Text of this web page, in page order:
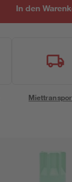
In den